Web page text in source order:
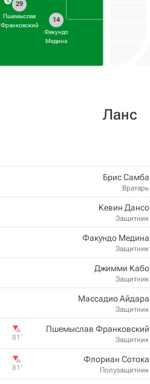
14
Факундо
Медина
29
Пшемыслав
Франковский
Ланс
Брис Самба
Вратарь
Кевин Дансо
Защитник
Факундо Медина
Защитник
Джимми Кабо
Защитник
Массадио Айдара
Защитник
Пшемыслав Франковский
Защитник
81‎’‎
Флориан Сотока
Полузащитник
81‎’‎